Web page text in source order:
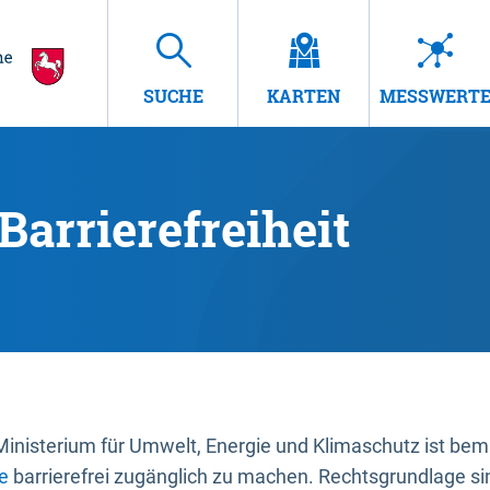
SUCHE KARTEN MESSWERTE
für Umwelt, Energie und Klimaschutz ist
barrierefrei zugänglich zu machen. Rechtsgrundlage